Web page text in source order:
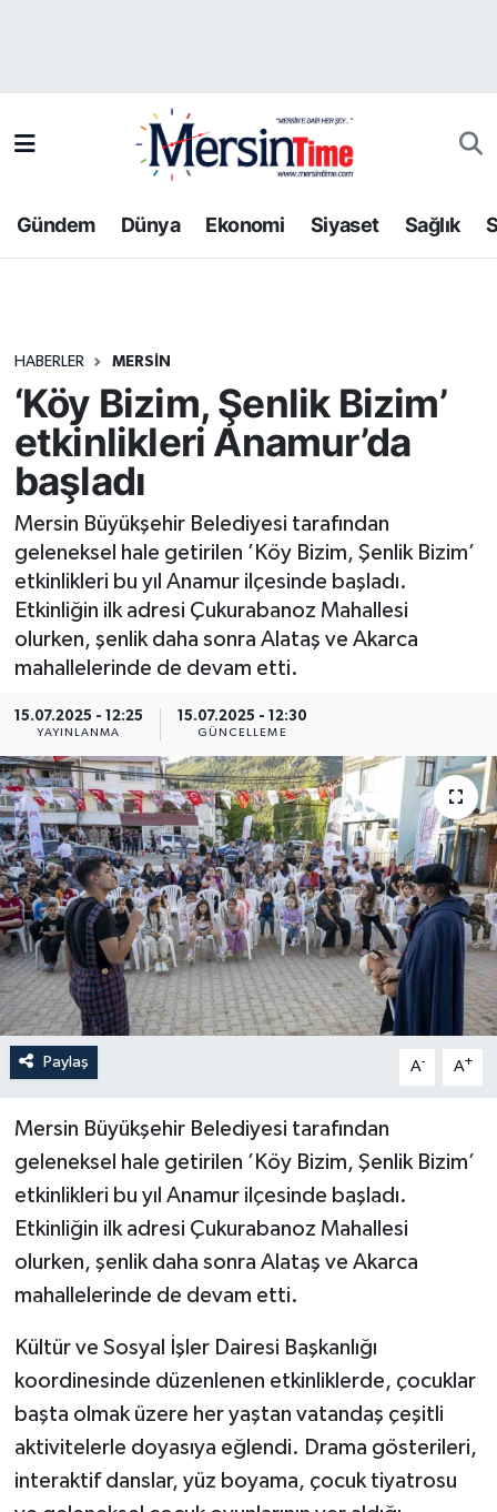
Gündem Dünya Ekonomi Siyaset Sağlık
HABERLER MERSIN
‘Köy Bizim, Şenlik Bizim’
etkinlikleri Anamur’da
başladı
Mersin Büyükşehir Belediyesi tarafından
geleneksel hale getirilen ’Köy Bizim, Şenlik Bizim’
etkinlikleri bu yıl Anamur ilçesinde başladı.
Etkinliğin ilk adresi Çukurabanoz Mahallesi
olurken, şenlik daha sonra Alataş ve Akarca
mahallelerinde de devam etti.
15.07.2025 - 12:25
YAYINLANMA
15.07.2025 - 12:30
GÜNCELLEME
Paylaş A- A+
Mersin Büyükşehir Belediyesi tarafından
geleneksel hale getirilen ’Köy Bizim, Şenlik Bizim’
etkinlikleri bu yıl Anamur ilçesinde başladı.
Etkinliğin ilk adresi Çukurabanoz Mahallesi
olurken, şenlik daha sonra Alataş ve Akarca
mahallelerinde de devam etti.
Kültür ve Sosyal İşler Dairesi Başkanlığı
koordinesinde düzenlenen etkinliklerde, çocuklar
başta olmak üzere her yaştan vatandaş çeşitli
aktivitelerle doyasıya eğlendi. Drama gösterileri,
interaktif danslar, yüz boyama, çocuk tiyatrosu
Bilim-Teknoloji
Dünya
Ekonomi
Gündem
Kültür-Sanat
Resmi İlan
Sağlık
Siyaset
Spor
Yaşam
Trafik Durumu
Tüm Manşetler
Haber Arşivi